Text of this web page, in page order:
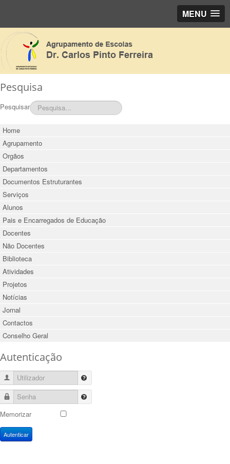
MENU
Pesquisa
Pesquisar
Home
Agrupamento
Orgãos
Departamentos
Documentos Estruturantes
Serviços
Alunos
Pais e Encarregados de Educação
Docentes
Não Docentes
Biblioteca
Atividades
Projetos
Notícias
Jornal
Contactos
Conselho Geral
Autenticação
Utilizador
Senha
Memorizar
Autenticar